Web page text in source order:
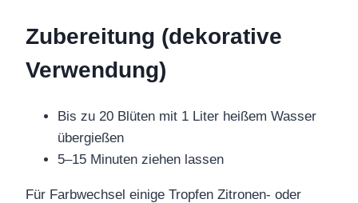
Zubereitung (dekorative
Verwendung)
Bis zu 20 Blüten mit 1 Liter heißem Wasser
übergießen
5–15 Minuten ziehen lassen
Für Farbwechsel einige Tropfen Zitronen- oder